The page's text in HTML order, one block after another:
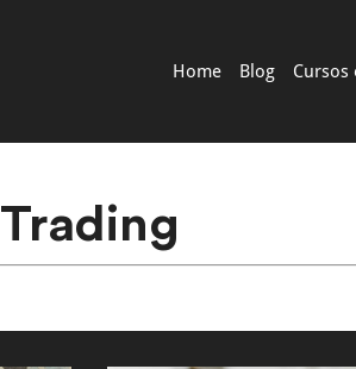
Home Blog Cursos
Trading